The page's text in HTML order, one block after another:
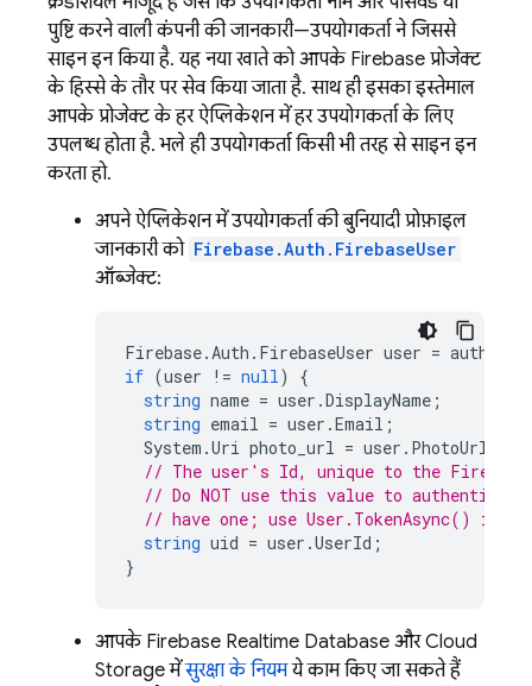
पुष्टि करने वाली कंपनी की जानकारी—उपयोगकर्ता ने जिससे
साइन इन किया है. यह नया खाते को आपके Firebase प्रोजेक्ट
के हिस्से के तौर पर सेव किया जाता है. साथ ही, इसका इस्तेमाल
आपके प्रोजेक्ट के हर ऐप्लिकेशन में हर उपयोगकर्ता के लिए
उपलब्ध होता है. भले ही, उपयोगकर्ता किसी भी तरह से साइन इन
करता हो.
अपने ऐप्लिकेशन में, उपयोगकर्ता की बुनियादी प्रोफ़ाइल
जानकारी को Firebase.Auth.FirebaseUser
ऑब्जेक्ट:
Firebase.Auth . FirebaseUser user = auth
if (user != null)
{
string name = user .DisplayName ;
string email = user .Email ;
System .Uri photo_url = user . PhotoUrl
// The user's Id, unique to the
// Do NOT use this value to
// have one; use User.TokenAsync()
string uid = user .UserId ;
}
आपके Firebase Realtime Database औरCloud
Storageमेंसुरक्षा के नियम, ये काम किए जा सकते हैं